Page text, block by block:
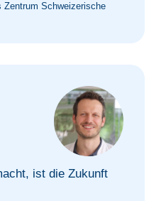
Zentrum Schweizerische
ist die Zukunft